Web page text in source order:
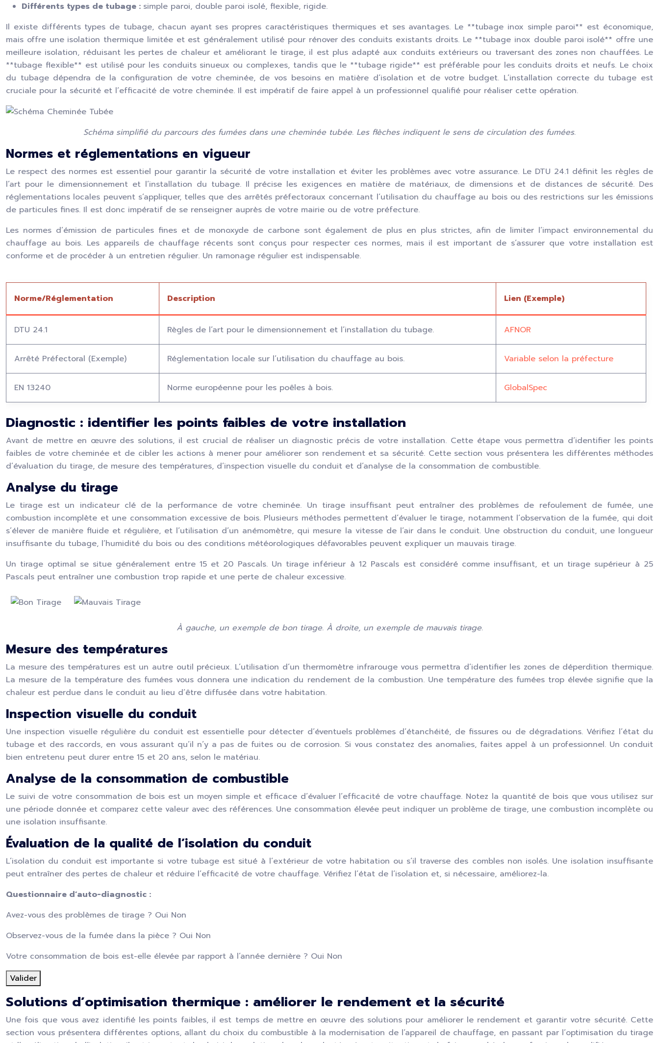
Différents types de tubage : simple paroi, double paroi isolé, flexible, rigide.
Il existe différents types de tubage, chacun ayant ses propres caractéristiques thermiques et ses avantages. Le **tubage inox simple paroi** est économique,
mais offre une isolation thermique limitée et est généralement utilisé pour rénover des conduits existants droits. Le **tubage inox double paroi isolé** offre une
meilleure isolation, réduisant les pertes de chaleur et améliorant le tirage, il est plus adapté aux conduits extérieurs ou traversant des zones non chauffées. Le
**tubage flexible** est utilisé pour les conduits sinueux ou complexes, tandis que le **tubage rigide** est préférable pour les conduits droits et neufs. Le choix
du tubage dépendra de la configuration de votre cheminée, de vos besoins en matière d’isolation et de votre budget. L’installation correcte du tubage est
cruciale pour la sécurité et l’efficacité de votre cheminée. Il est impératif de faire appel à un professionnel qualifié pour réaliser cette opération.
Schéma simplifié du parcours des fumées dans une cheminée tubée. Les flèches indiquent le sens de circulation des fumées.
Normes et réglementations en vigueur
Le respect des normes est essentiel pour garantir la sécurité de votre installation et éviter les problèmes avec votre assurance. Le DTU 24.1 définit les règles de
l’art pour le dimensionnement et l’installation du tubage. Il précise les exigences en matière de matériaux, de dimensions et de distances de sécurité. Des
réglementations locales peuvent s’appliquer, telles que des arrêtés préfectoraux concernant l’utilisation du chauffage au bois ou des restrictions sur les émissions
de particules fines. Il est donc impératif de se renseigner auprès de votre mairie ou de votre préfecture.
Les normes d’émission de particules fines et de monoxyde de carbone sont également de plus en plus strictes, afin de limiter l’impact environnemental du
chauffage au bois. Les appareils de chauffage récents sont conçus pour respecter ces normes, mais il est important de s’assurer que votre installation est
conforme et de procéder à un entretien régulier. Un ramonage régulier est indispensable.
Norme/Réglementation Description Lien (Exemple)
DTU 24.1 Règles de l’art pour le dimensionnement et l’installation du tubage. AFNOR
Arrêté Préfectoral (Exemple) Réglementation locale sur l’utilisation du chauffage au bois. Variable selon la préfecture
EN 13240 Norme européenne pour les poêles à bois. GlobalSpec
Diagnostic : identifier les points faibles de votre installation
Avant de mettre en œuvre des solutions, il est crucial de réaliser un diagnostic précis de votre installation. Cette étape vous permettra d’identifier les points
faibles de votre cheminée et de cibler les actions à mener pour améliorer son rendement et sa sécurité. Cette section vous présentera les différentes méthodes
d’évaluation du tirage, de mesure des températures, d’inspection visuelle du conduit et d’analyse de la consommation de combustible.
Analyse du tirage
Le tirage est un indicateur clé de la performance de votre cheminée. Un tirage insuffisant peut entraîner des problèmes de refoulement de fumée, une
combustion incomplète et une consommation excessive de bois. Plusieurs méthodes permettent d’évaluer le tirage, notamment l’observation de la fumée, qui doit
s’élever de manière fluide et régulière, et l’utilisation d’un anémomètre, qui mesure la vitesse de l’air dans le conduit. Une obstruction du conduit, une longueur
insuffisante du tubage, l’humidité du bois ou des conditions météorologiques défavorables peuvent expliquer un mauvais tirage.
Un tirage optimal se situe généralement entre 15 et 20 Pascals. Un tirage inférieur à 12 Pascals est considéré comme insuffisant, et un tirage supérieur à 25
Pascals peut entraîner une combustion trop rapide et une perte de chaleur excessive.
À gauche, un exemple de bon tirage. À droite, un exemple de mauvais tirage.
Mesure des températures
La mesure des températures est un autre outil précieux. L’utilisation d’un thermomètre infrarouge vous permettra d’identifier les zones de déperdition thermique.
La mesure de la température des fumées vous donnera une indication du rendement de la combustion. Une température des fumées trop élevée signifie que la
chaleur est perdue dans le conduit au lieu d’être diffusée dans votre habitation.
Inspection visuelle du conduit
Une inspection visuelle régulière du conduit est essentielle pour détecter d’éventuels problèmes d’étanchéité, de fissures ou de dégradations. Vérifiez l’état du
tubage et des raccords, en vous assurant qu’il n’y a pas de fuites ou de corrosion. Si vous constatez des anomalies, faites appel à un professionnel. Un conduit
bien entretenu peut durer entre 15 et 20 ans, selon le matériau.
Analyse de la consommation de combustible
Le suivi de votre consommation de bois est un moyen simple et efficace d’évaluer l’efficacité de votre chauffage. Notez la quantité de bois que vous utilisez sur
une période donnée et comparez cette valeur avec des références. Une consommation élevée peut indiquer un problème de tirage, une combustion incomplète ou
une isolation insuffisante.
Évaluation de la qualité de l’isolation du conduit
L’isolation du conduit est importante si votre tubage est situé à l’extérieur de votre habitation ou s’il traverse des combles non isolés. Une isolation insuffisante
peut entraîner des pertes de chaleur et réduire l’efficacité de votre chauffage. Vérifiez l’état de l’isolation et, si nécessaire, améliorez-la.
Questionnaire d’auto-diagnostic :
Avez-vous des problèmes de tirage ? Oui Non
Observez-vous de la fumée dans la pièce ? Oui Non
Votre consommation de bois est-elle élevée par rapport à l’année dernière ? Oui Non
Valider
Solutions d’optimisation thermique : améliorer le rendement et la sécurité
Une fois que vous avez identifié les points faibles, il est temps de mettre en œuvre des solutions pour améliorer le rendement et garantir votre sécurité. Cette
section vous présentera différentes options, allant du choix du combustible à la modernisation de l’appareil de chauffage, en passant par l’optimisation du tirage